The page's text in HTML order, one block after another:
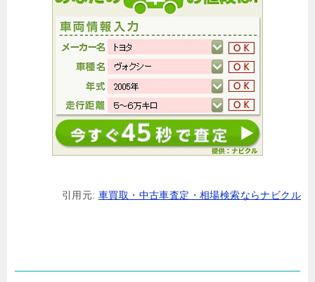
引用元: 車買取・中古車査定・相場検索ならナビクル